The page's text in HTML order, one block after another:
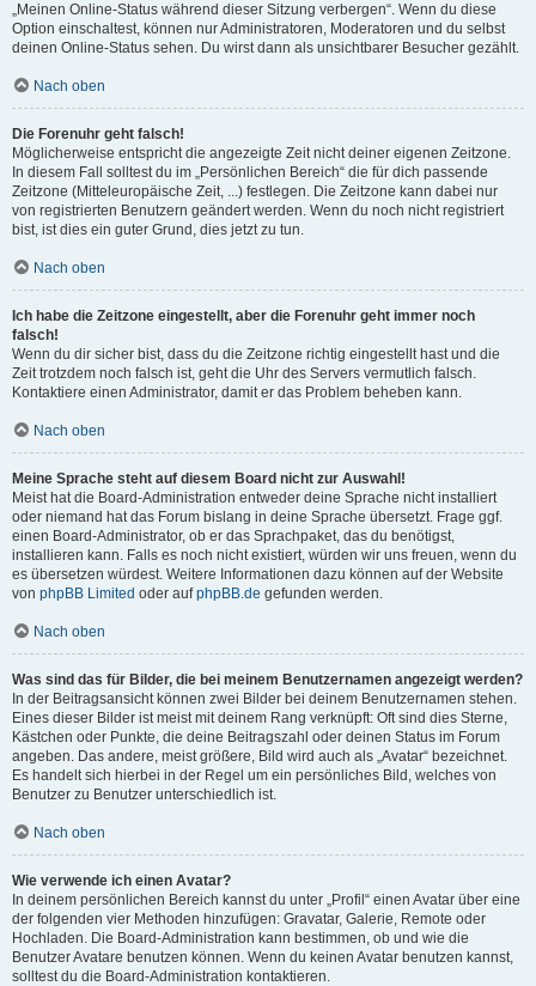
„Meinen Online-Status während dieser Sitzung verbergen“. Wenn du diese
Option einschaltest, können nur Administratoren, Moderatoren und du selbst
deinen Online-Status sehen. Du wirst dann als unsichtbarer Besucher gezählt.
Nach oben
Die Forenuhr geht falsch!
Möglicherweise entspricht die angezeigte Zeit nicht deiner eigenen Zeitzone.
In diesem Fall solltest du im „Persönlichen Bereich“ die für dich passende
Zeitzone (Mitteleuropäische Zeit, ...) festlegen. Die Zeitzone kann dabei nur
von registrierten Benutzern geändert werden. Wenn du noch nicht registriert
bist, ist dies ein guter Grund, dies jetzt zu tun.
Nach oben
Ich habe die Zeitzone eingestellt, aber die Forenuhr geht immer noch
falsch!
Wenn du dir sicher bist, dass du die Zeitzone richtig eingestellt hast und die
Zeit trotzdem noch falsch ist, geht die Uhr des Servers vermutlich falsch.
Kontaktiere einen Administrator, damit er das Problem beheben kann.
Nach oben
Meine Sprache steht auf diesem Board nicht zur Auswahl!
Meist hat die Board-Administration entweder deine Sprache nicht installiert
oder niemand hat das Forum bislang in deine Sprache übersetzt. Frage ggf.
einen Board-Administrator, ob er das Sprachpaket, das du benötigst,
installieren kann. Falls es noch nicht existiert, würden wir uns freuen, wenn du
es übersetzen würdest. Weitere Informationen dazu können auf der Website
von phpBB Limited oder aufphpBB.de gefunden werden.
Nach oben
Was sind das für Bilder, die bei meinem Benutzernamen angezeigt werden?
In der Beitragsansicht können zwei Bilder bei deinem Benutzernamen stehen.
Eines dieser Bilder ist meist mit deinem Rang verknüpft: Oft sind dies Sterne,
Kästchen oder Punkte, die deine Beitragszahl oder deinen Status im Forum
angeben. Das andere, meist größere, Bild wird auch als „Avatar“ bezeichnet.
Es handelt sich hierbei in der Regel um ein persönliches Bild, welches von
Benutzer zu Benutzer unterschiedlich ist.
Nach oben
Wie verwende ich einen Avatar?
In deinem persönlichen Bereich kannst du unter „Profil“ einen Avatar über eine
der folgenden vier Methoden hinzufügen: Gravatar, Galerie, Remote oder
Hochladen. Die Board-Administration kann bestimmen, ob und wie die
Benutzer Avatare benutzen können. Wenn du keinen Avatar benutzen kannst,
solltest du die Board-Administration kontaktieren.